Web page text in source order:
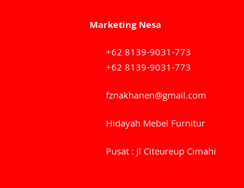
Marketing Nesa
+62 8139-9031-773
+62 8139-9031-773
fznakhanen@gmail.com
Hidayah Mebel Furnitur
Pusat : Jl Citeureup Cimahi